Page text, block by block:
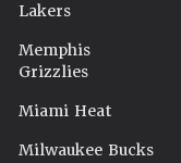
Lakers
Memphis
Grizzlies
Miami Heat
Milwaukee Bucks